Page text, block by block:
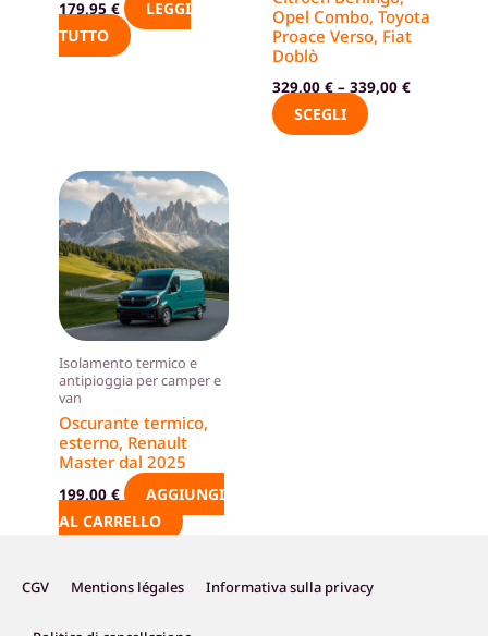
179,95€
LEGGI
TUTTO
Opel Combo, Toyota
Proace Verso, Fiat
Doblò
329,00 € – 339,00 €
SCEGLI
prodotto
Isolamento termico e
antipioggia per camper e
van
Oscurante termico,
esterno, Renault
Master dal 2025
199,00€
AGGIUNGI
AL CARRELLO
CGV Mentions légales Informativa sulla privacy